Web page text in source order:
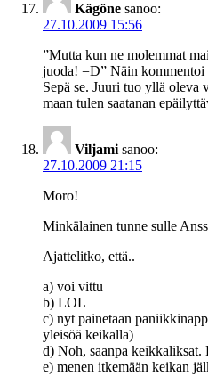
Kägöne sanoo:
27.10.2009 15:56
”Mutta kun ne molemmat
juoda! =D” Näin kommentoi
Sepä se. Juuri tuo yllä oleva
maan tulen saatanan
Viljami sanoo:
27.10.2009 21:15
Moro!
Minkälainen tunne sulle
Ajattelitko, että..
a) voi vittu
b) LOL
c) nyt painetaan
yleisöä keikalla)
d) Noh, saanpa keikkaliksat.
e) menen itkemään keikan